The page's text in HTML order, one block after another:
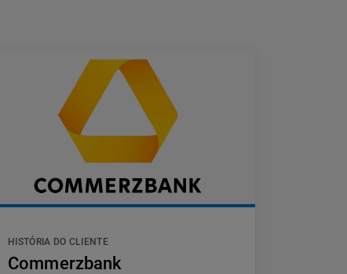
HISTÓRIA DO CLIENTE
Commerzbank